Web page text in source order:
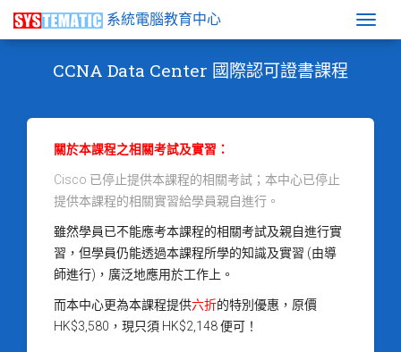
系統電腦教育中心
CCNA Data Center 國際認可證書課程
關於本課程之相關考試及實習：
Cisco 已停止提供本課程的相關考試；本中心已停止
提供本課程的相關實習給學員親自進行。
雖然學員已不能應考本課程的相關考試及親自進行實
習，但學員仍能透過本課程所學的知識及實習 (由導
師進行)，廣泛地應用於工作上。
而本中心更為本課程提供六折的特別優惠，原價
HK$3,580，現只須 HK$2,148 便可！